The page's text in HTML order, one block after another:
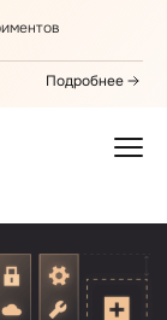
Подробнее